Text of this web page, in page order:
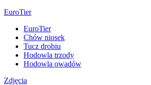
EuroTier
EuroTier
Chów niosek
Tucz drobiu
Hodowla trzody
Hodowla owadów
Zdjęcia